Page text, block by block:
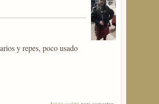
y repes, poco usado